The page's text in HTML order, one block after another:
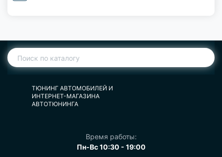
ТЮНИНГ АВТОМОБИЛЕЙ И
ИНТЕРНЕТ-МАГАЗИНА
АВТОТЮНИНГА
Время работы:
Пн-Вс 10:30 - 19:00